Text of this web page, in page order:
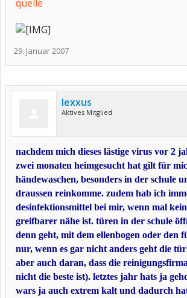
quelle
29. Januar 2007
lexxus
Aktives Mitglied
nachdem mich dieses lästige virus vor 2
zwei monaten heimgesucht hat gilt für
händewaschen, besonders in der schule
draussen reinkomme. zudem hab ich
desinfektionsmittel bei mir, wenn mal
greifbarer nähe ist. türen in der schule
denn geht, mit dem ellenbogen oder den
nur, wenn es gar nicht anders geht die
aber auch daran, dass die
nicht die beste ist). letztes jahr hats ja
wars ja auch extrem kalt und dadurch